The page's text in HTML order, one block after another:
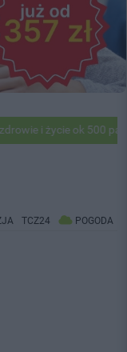
ok 500 pasażerów!
TCZ24 POGODA